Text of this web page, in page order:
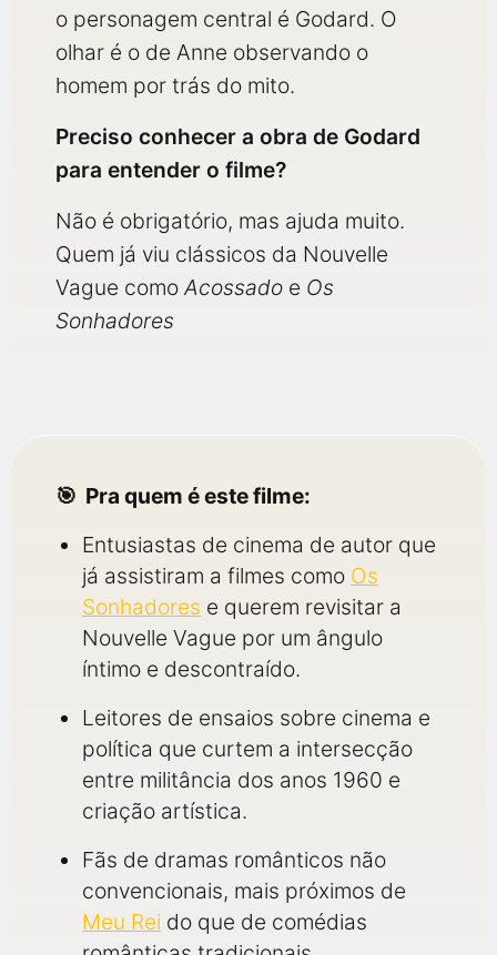
o personagem central é Godard. O
olhar é o de Anne observando o
homem por trás do mito.
Preciso conhecer a obra de Godard
para entender o filme?
Não é obrigatório, mas ajuda muito.
Quem já viu clássicos da Nouvelle
Vague comoAcossado e Os
Sonhadores
Pra quem é este filme:
Entusiastas de cinema de autor que
já assistiram a filmes como Os
Sonhadores e querem revisitar a
Nouvelle Vague por um ângulo
íntimo e descontraído.
Leitores de ensaios sobre cinema e
política que curtem a intersecção
entre militância dos anos 1960 e
criação artística.
Fãs de dramas românticos não
convencionais, mais próximos de
Meu Rei do que de comédias